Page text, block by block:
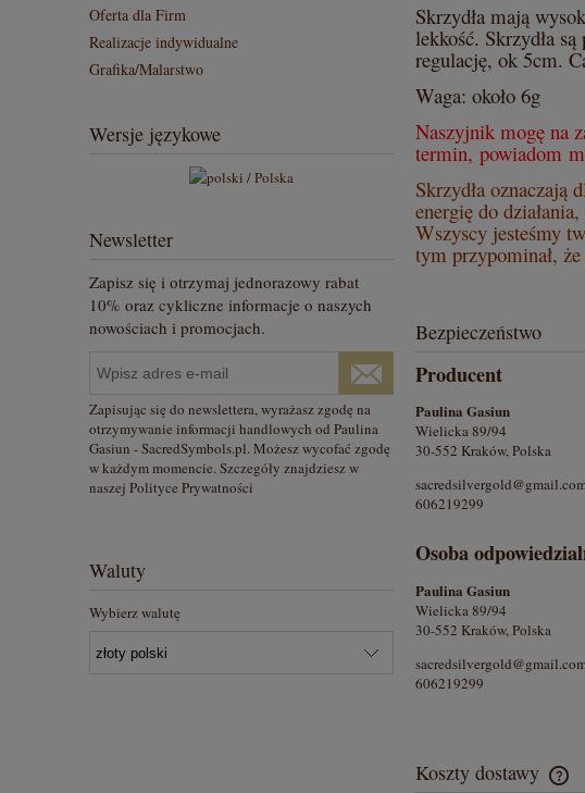
Oferta dla Firm
Realizacje indywidualne
Grafika/Malarstwo
Wersje językowe
Newsletter
Zapisz się i otrzymaj jednorazowy rabat
10% oraz cykliczne informacje o naszych
nowościach i promocjach.
Zapisując się do newslettera, wyrażasz zgodę na
otrzymywanie informacji handlowych od Paulina
Gasiun - SacredSymbols.pl. Możesz wycofać zgodę
w każdym momencie. Szczegóły znajdziesz w
naszej Polityce Prywatności
Waluty
Wybierz walutę
Skrzydła mają
lekkość. Skrzydła
regulację, ok 5cm.
Waga: około 6g
Naszyjnik mogę na
termin, powiadom
Skrzydła oznaczają
energię do
Wszyscy jesteśmy
tym przypominał,
Bezpieczeństwo
Producent
Paulina Gasiun
Wielicka 89/94
30-552 Kraków, Polska
606219299
Osoba
Paulina Gasiun
Wielicka 89/94
30-552 Kraków, Polska
606219299
Koszty dostawy